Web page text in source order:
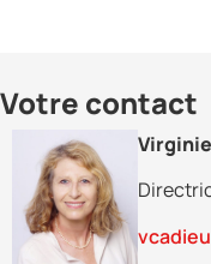
Votre contact
Virginie